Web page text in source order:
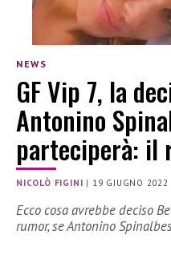
NEWS
GF Vip 7, la
Antonino
parteciperà: il
NICOLÒ FIGINI | 19 GIUGNO 2022
Ecco cosa avrebbe deciso
rumor, se Antonino